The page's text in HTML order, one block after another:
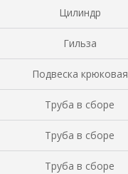
Цилиндр
Гильза
Подвеска крюковая
Труба в сборе
Труба в сборе
Труба в сборе